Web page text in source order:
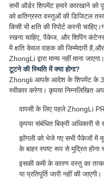
सभी ऑर्डर शिपमेंट हमारे कारखाने को
को क्षतिग्रस्त वस्तुओं की डिजिटल
किसी भी क्षति की रिपोर्ट करनी
रखना चाहिए, पैकेज, और शिपिंग कंटेनर
में क्षति केवल वाहक की जिम्मेदारी
ZhongLi द्वारा मान्य नहीं माना
टूटने की स्थिति में क्या होगा?
Zhongli आपके आदेश के शिपमेंट के 30
स्वीकार करेगा। कृपया निम्नलिखित
वापसी के लिए पहले ZhongLi
कृपया संबंधित बिक्री अधिकारी से
झोंगली को भेजे गए सभी पैकेजों में
के बाहर स्पष्ट रूप से मुद्रित होना
इसकी कमी के कारण वस्तु का
या प्रतिपूर्ति जारी नहीं की जाएगी।